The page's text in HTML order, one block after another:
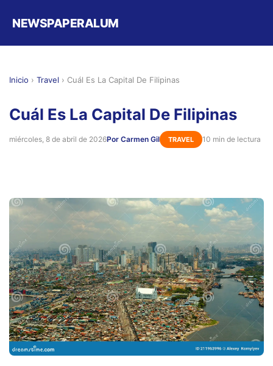
NEWSPAPERALUM
Inicio › Travel › Cuál Es La Capital De Filipinas
Cuál Es La Capital De Filipinas
miércoles, 8 de abril de 2026Por Carmen Gil TRAVEL 10 min de lectura